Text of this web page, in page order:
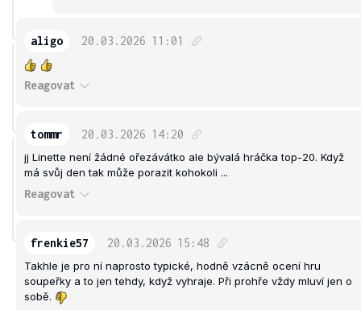
aligo 20.03.2026 11:01
Reagovat
tommr 20.03.2026 14:20
jj Linette není žádné ořezávátko ale bývalá hráčka top-20. Když
má svůj den tak může porazit kohokoli ...
Reagovat
frenkie57 20.03.2026 15:48
Takhle je pro ní naprosto typické, hodně vzácně ocení hru
soupeřky a to jen tehdy, když vyhraje. Při prohře vždy mluví jen o
sobě.